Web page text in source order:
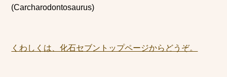
(Carcharodontosaurus)
くわしくは、化石セブントップページからどうぞ。